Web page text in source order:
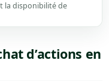
la disponibilité de
d’actions en